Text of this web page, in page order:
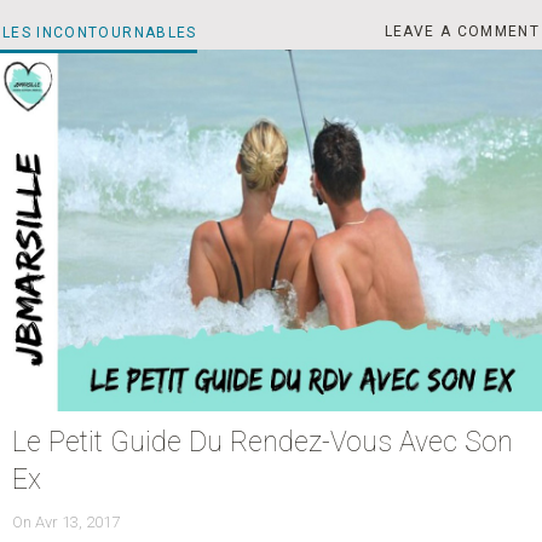
CATEGORIES
LES INCONTOURNABLES LEAVE A COMMENT
Le Petit Guide Du Rendez-Vous Avec Son
Ex
On POSTED
Avr 13, 2017